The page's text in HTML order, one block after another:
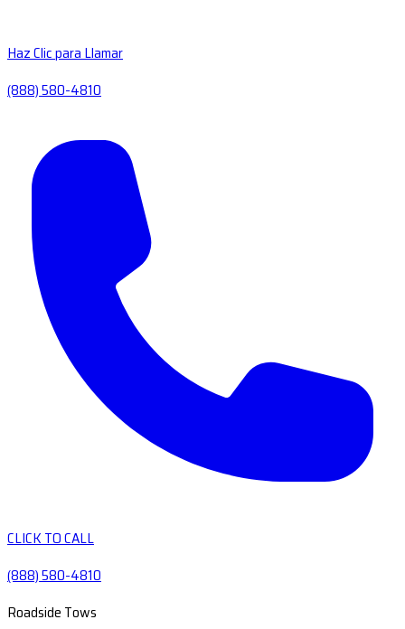
Haz Clic para Llamar
(888) 580-4810
CLICK TO CALL
(888) 580-4810
Roadside Tows